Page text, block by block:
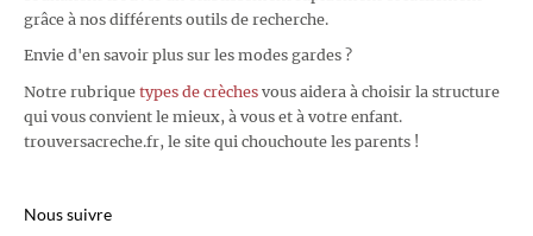
grâce à nos différents outils de recherche.
Envie d'en savoir plus sur les modes gardes ?
Notre rubrique types de crèches vous aidera à choisir la structure
qui vous convient le mieux, à vous et à votre enfant.
trouversacreche.fr, le site qui chouchoute les parents !
Nous suivre